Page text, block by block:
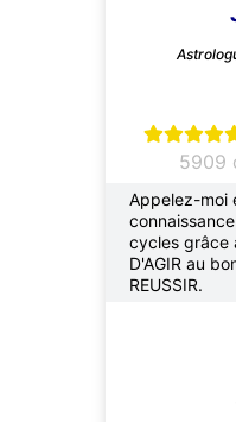
5909
Appelez-moi
cycles grâce
D'AGIR au
REUSSIR.